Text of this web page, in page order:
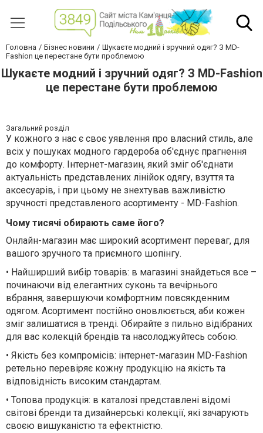
Головна Бізнес новини
Шукаєте модний і зручний одяг? З MD-
Fashion це перестане бути проблемою
Шукаєте модний і зручний одяг? З MD-Fashion
це перестане бути проблемою
Загальний розділ
У кожного з нас є своє уявлення про власний стиль, але
всіх у пошуках модного гардероба об'єднує прагнення
до комфорту. Інтернет-магазин, який зміг об'єднати
актуальність представлених лінійок одягу, взуття та
аксесуарів, і при цьому не знехтував важливістю
зручності представленого асортименту - MD-Fashion.
Чому тисячі обирають саме його?
Онлайн-магазин має широкий асортимент переваг, для
вашого зручного та приємного шопінгу.
• Найширший вибір товарів: в магазині знайдеться все –
починаючи від елегантних суконь та вечірнього
вбрання, завершуючи комфортним повсякденним
одягом. Асортимент постійно оновлюється, аби кожен
зміг залишатися в тренді. Обирайте з пильно відібраних
для вас колекцій брендів та насолоджуйтесь собою.
• Якість без компромісів: інтернет-магазин MD-Fashion
ретельно перевіряє кожну продукцію на якість та
відповідність високим стандартам.
• Топова продукція: в каталозі представлені відомі
світові бренди та дизайнерські колекції, які зачарують
своєю вишуканістю та ефектністю.